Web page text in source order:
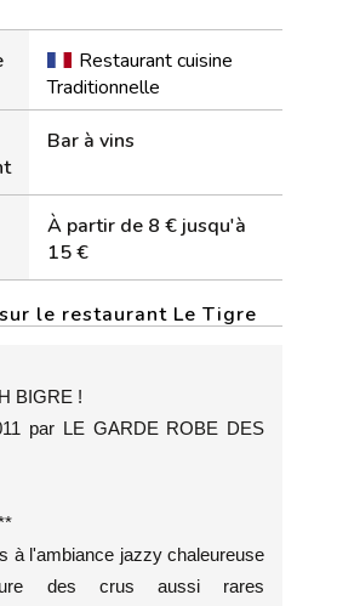
Restaurant cuisine
Traditionnelle
Bar à vins
À partir de 8 € jusqu'à
15 €
le restaurant Le Tigre
BIGRE !
par LE GARDE ROBE DES
à l'ambiance jazzy chaleureuse
des crus aussi rares